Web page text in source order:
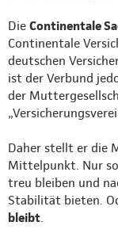
Die Continentale
Continentale
deutschen
ist der Verbund
der
Daher stellt er die
Mittelpunkt. Nur so
treu bleiben und
Stabilität bieten.
bleibt